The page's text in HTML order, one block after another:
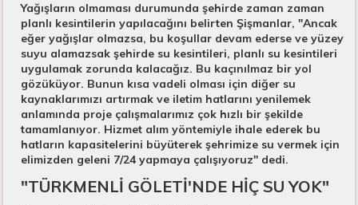
Yağışların olmaması durumunda şehirde zaman zaman
planlı kesintilerin yapılacağını belirten Şişmanlar, "Ancak
eğer yağışlar olmazsa, bu koşullar devam ederse ve yüzey
suyu alamazsak şehirde su kesintileri, planlı su kesintileri
uygulamak zorunda kalacağız. Bu kaçınılmaz bir yol
gözüküyor. Bunun kısa vadeli olması için diğer su
kaynaklarımızı artırmak ve iletim hatlarını yenilemek
anlamında proje çalışmalarımız çok hızlı bir şekilde
tamamlanıyor. Hizmet alım yöntemiyle ihale ederek bu
hatların kapasitelerini büyüterek şehrimize su vermek için
elimizden geleni 7/24 yapmaya çalışıyoruz" dedi.
"TÜRKMENLİ GÖLETİ'NDE HİÇ SU YOK"​